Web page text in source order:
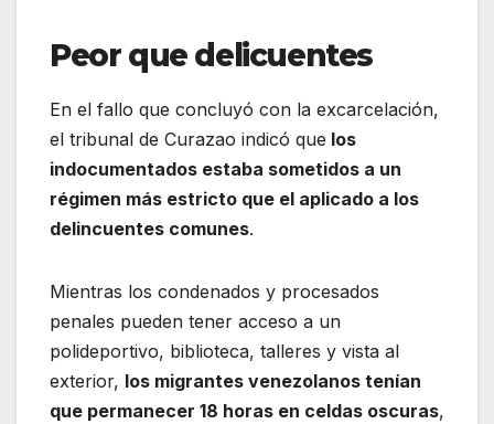
Peor que delicuentes
En el fallo que concluyó con la excarcelación,
el tribunal de Curazao indicó que los
indocumentados estaba sometidos a un
régimen más estricto que el aplicado a los
delincuentes comunes.
Mientras los condenados y procesados
penales pueden tener acceso a un
polideportivo, biblioteca, talleres y vista al
exterior, los migrantes venezolanos tenían
que permanecer 18 horas en celdas oscuras,